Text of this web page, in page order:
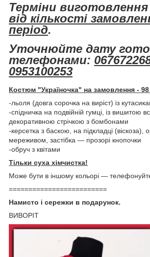
Терміни
від кількості
період.
Уточнюйте дату
телефонами:
0953100253
Костюм "Україночка" на замовлення -
-льоля (довга сорочка на виріст) із
-спідничка на подвійній гумці, із вишитою
декоративною стрічкою з бомбонами
-керсетка з баскою, на підкладці (віскоза),
мереживом, застібка ― прозорі кнопочки
-обруч з квітами
Тільки суха хімчистка!
Може бути в іншому кольорі ―
=========================
Намисто і сережки в подарунок.
ВИВОРІТ